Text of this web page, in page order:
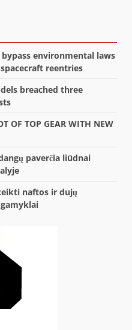
environmental laws
reentries
breached three
OF TOP GEAR WITH NEW
paverčia liūdnai
naftos ir dujų